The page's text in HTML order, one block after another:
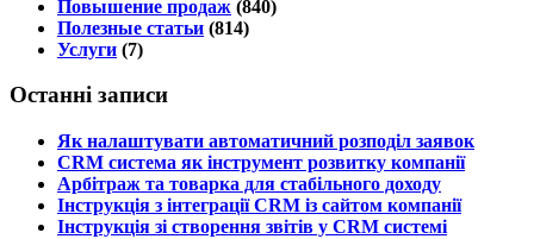
Повышение продаж (840)
Полезные статьи (814)
Услуги (7)
Останні записи
Як налаштувати автоматичний розподіл заявок
CRM система як інструмент розвитку компанії
Арбітраж та товарка для стабільного доходу
Інструкція з інтеграції CRM із сайтом компанії
Інструкція зі створення звітів у CRM системі